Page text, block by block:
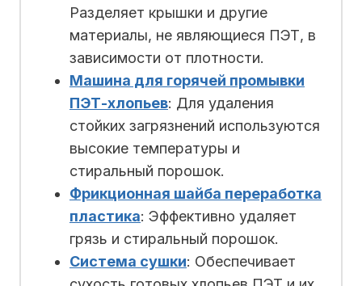
Разделяет крышки и другие
материалы, не являющиеся ПЭТ, в
зависимости от плотности.
Машина для горячей промывки
ПЭТ-хлопьев: Для удаления
стойких загрязнений используются
высокие температуры и
стиральный порошок.
Фрикционная шайба переработка
пластика: Эффективно удаляет
грязь и стиральный порошок.
Система сушки: Обеспечивает